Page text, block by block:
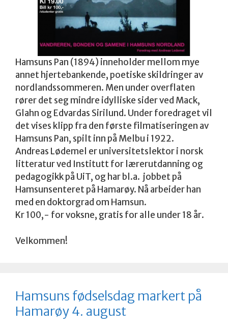
Hamsuns Pan (1894) inneholder mellom mye
annet hjertebankende, poetiske skildringer av
nordlandssommeren. Men under overflaten
rører det seg mindre idylliske sider ved Mack,
Glahn og Edvardas Sirilund. Under foredraget vil
det vises klipp fra den første filmatiseringen av
Hamsuns Pan, spilt inn på Melbu i 1922.
Andreas Lødemel er universitetslektor i norsk
litteratur ved Institutt for lærerutdanning og
pedagogikk på UiT, og har bl.a. jobbet på
Hamsunsenteret på Hamarøy. Nå arbeider han
med en doktorgrad om Hamsun.
Kr 100,- for voksne, gratis for alle under 18 år.
Velkommen!
Hamsuns fødselsdag markert på
Hamarøy 4. august